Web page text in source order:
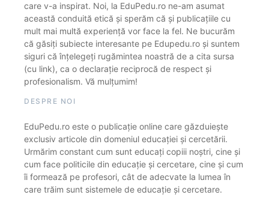
care v-a inspirat. Noi, la EduPedu.ro ne-am asumat
această conduită etică și sperăm că și publicațiile cu
mult mai multă experiență vor face la fel. Ne bucurăm
că găsiți subiecte interesante pe Edupedu.ro și suntem
siguri că înțelegeți rugămintea noastră de a cita sursa
(cu link), ca o declarație reciprocă de respect și
profesionalism. Vă mulțumim!
DESPRE NOI
EduPedu.ro este o publicație online care găzduiește
exclusiv articole din domeniul educației și cercetării.
Urmărim constant cum sunt educați copiii noștri, cine și
cum face politicile din educație și cercetare, cine și cum
îi formează pe profesori, cât de adecvate la lumea în
care trăim sunt sistemele de educație și cercetare.